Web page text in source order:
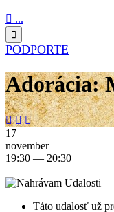
 ...

PODPORTE
Adorácia:
  
17
november
19:30 — 20:30
Táto udalosť už